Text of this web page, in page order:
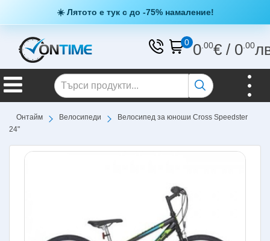
☀️ Лятото е тук с до -75% намаление!
0 0.00€/ 0.00
Онтайм Велосипеди
Велосипед за юноши Cross Speedster
24"